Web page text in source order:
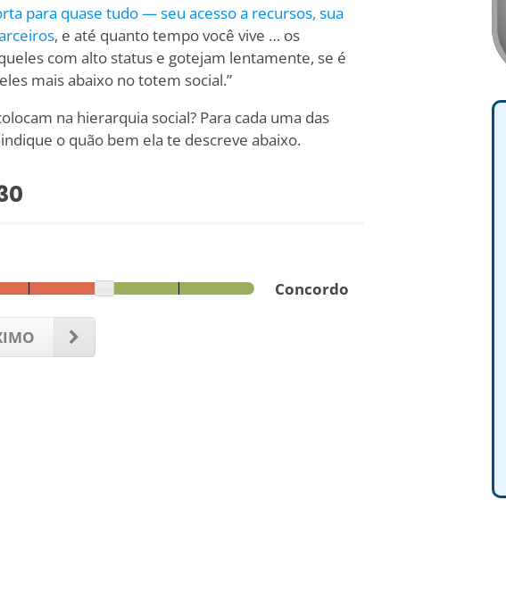
para quase tudo — seu acesso a recursos, sua
, e até quanto tempo você vive … os
com alto status e gotejam lentamente, se é
mais abaixo no totem social.”
na hierarquia social? Para cada uma das
o quão bem ela te descreve abaixo.
Concordo